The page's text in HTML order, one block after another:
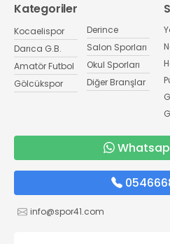
Kategoriler
Kocaelispor
Darıca G.B.
Amatör Futbol
Gölcükspor
Derince
Salon Sporları
Okul Sporları
Diğer Branşlar
info@spor41.com